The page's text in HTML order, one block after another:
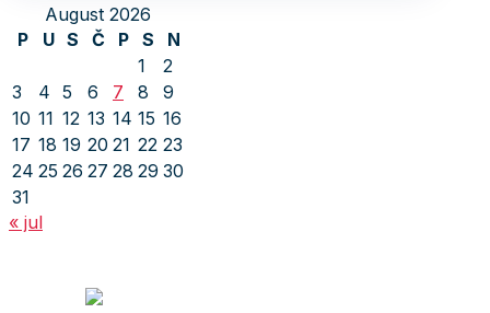
August 2026
P
U S Č P S
N
1
2
3
4 5 6 7 8
9
10 11 12 13 14 15 16
17 18 19 20 21 22 23
24 25 26 27 28 29 30
31
« jul